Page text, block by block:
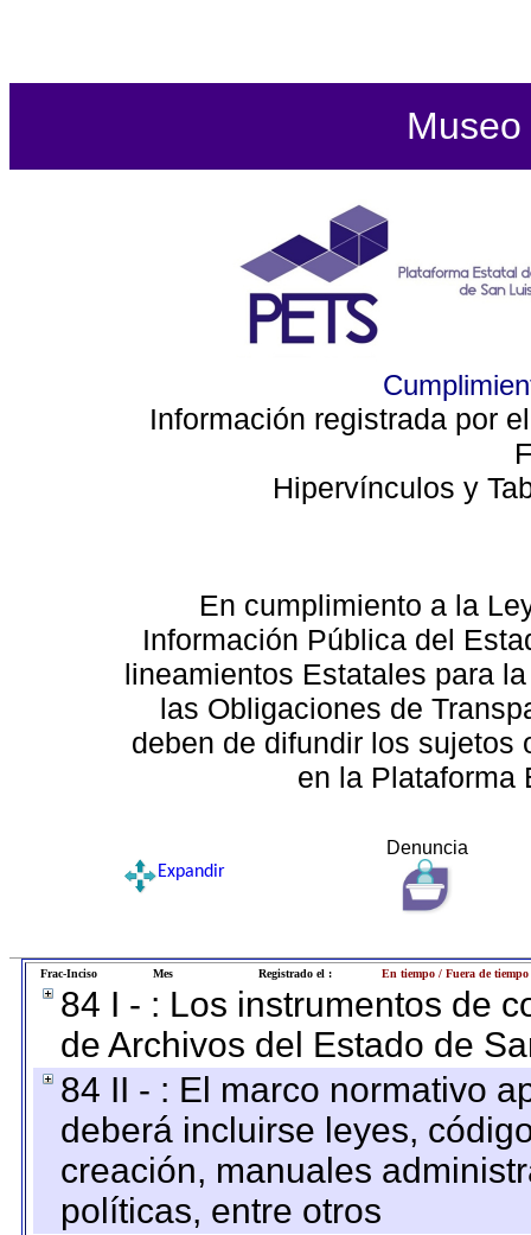
Información registrada por
Hipervínculos y
En cumplimiento a la
Información Pública del
lineamientos Estatales para
las Obligaciones de
deben de difundir los sujetos
en la Plataforma
Denuncia
Expandir
Frac-Inciso Mes Registrado el : En tiempo / Fuera de tiempo
84 I - : Los instrumentos de
de Archivos del Estado de
84 II - : El marco normativo
deberá incluirse leyes,
creación, manuales
políticas, entre otros